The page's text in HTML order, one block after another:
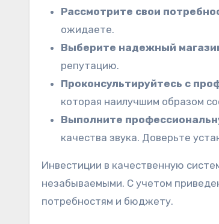
Рассмотрите свои
ожидаете.
Выберите надежный
репутацию.
Проконсультируйтесь с
которая наилучшим образом
Выполните
качества звука. Доверьте
Инвестиции в качественную
незабываемыми. С учетом
потребностям и бюджету.